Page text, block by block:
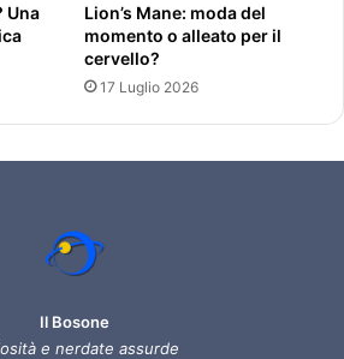
Una
Lion’s Mane: moda del
momento o alleato per il
cervello?
17 Luglio 2026
Il Bosone
e nerdate assurde